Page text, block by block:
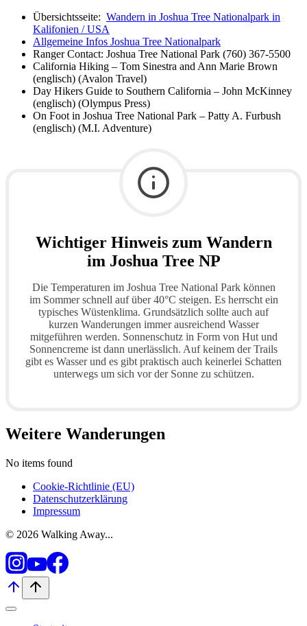
Übersichtsseite: Wandern in Joshua Tree Nationalpark in
Kalifonien / USA
Allgemeine Infos Joshua Tree Nationalpark
Ranger Contact: Joshua Tree National Park (760) 367-5500
California Hiking – Tom Sinestra and Ann Marie Brown
(englisch) (Avalon Travel)
Day Hikers Guide to Southern California – John McKinney
(englisch) (Olympus Press)
On Foot in Joshua Tree National Park – Patty A. Furbush
(englisch) (M.I. Adventure)
Wichtiger Hinweis zum Wandern
im Joshua Tree NP
Die Temperaturen im Joshua Tree National Park können
im Sommer schnell auf über 40°C steigen. Es herrscht ein
typisches Wüstenklima. Grundsätzlich sollte auch auf
kurzen Wanderungen immer ausreichend Wasser
mitgeführen werden. Sonnenschutz in Form von Hut und
Sonnencreme ist dann unerlässlich. Auf keinem der Trails
gibt es Wasser und es gibt praktisch auch keinerlei Schatten
unterwegs um sich vor der Sonne zu schützen.
Weitere Wanderungen
No items found
Cookie-Richtlinie (EU)
Datenschutzerklärung
Impressum
© 2026 Walking Away...